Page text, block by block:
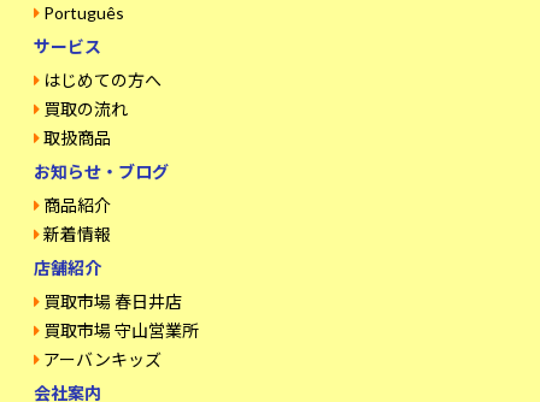
Português
サービス
はじめての方へ
買取の流れ
取扱商品
お知らせ・ブログ
商品紹介
新着情報
店舗紹介
買取市場 春日井店
買取市場 守山営業所
アーバンキッズ
会社案内